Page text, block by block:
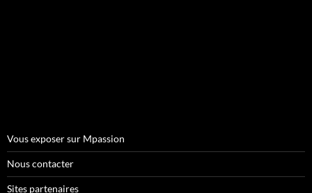
Vous exposer sur Mpassion
Nous contacter
Sites partenaires